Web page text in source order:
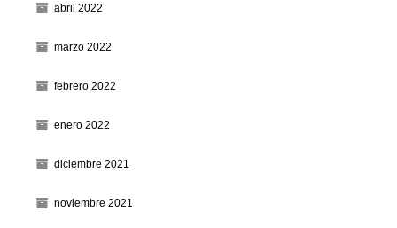
abril 2022
marzo 2022
febrero 2022
enero 2022
diciembre 2021
noviembre 2021